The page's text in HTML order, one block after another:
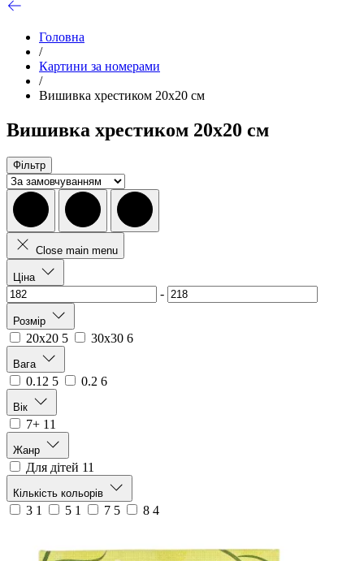
Головна
/
Картини за номерами
/
Вишивка хрестиком 20х20 см
Вишивка хрестиком 20х20 см
Фільтр
Close main menu
Ціна
-
Розмір
20х20 5 30х30 6
Вага
0.12 5 0.2 6
Вік
7+ 11
Жанр
Для дітей 11
Кількість кольорів
3 1 5 1 7 5 8 4